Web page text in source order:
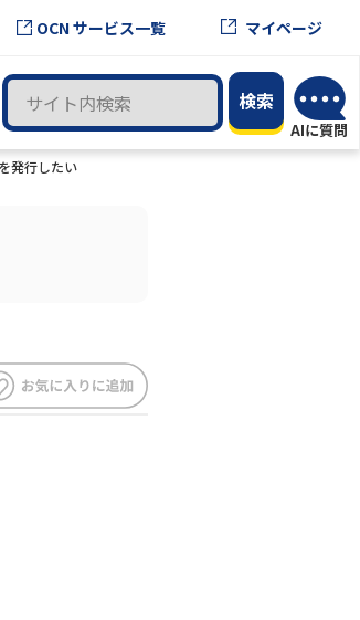
OCN サービス一覧 マイページ
発行したい